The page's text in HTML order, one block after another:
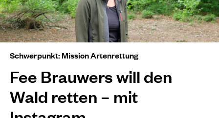
Schwerpunkt: Mission Artenrettung
Fee Brauwers will den
Wald retten – mit